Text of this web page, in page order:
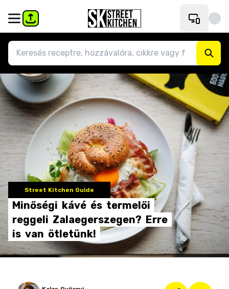
Street Kitchen Guide
Minőségi kávé és termelői
reggeli Zalaegerszegen? Erre
is van ötletünk!